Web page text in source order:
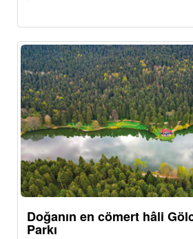
Doğanın en cömert hâli
Parkı